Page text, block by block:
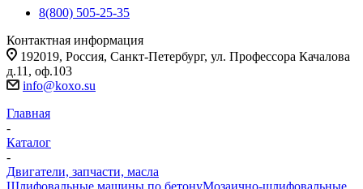
8(800) 505-25-35
Контактная информация
192019, Россия, Санкт-Петербург, ул. Профессора Качалова
д.11, оф.103
info@koxo.su
Главная
-
Каталог
-
Двигатели, запчасти, масла
Шлифовальные машины по бетонуМозаично-шлифовальные